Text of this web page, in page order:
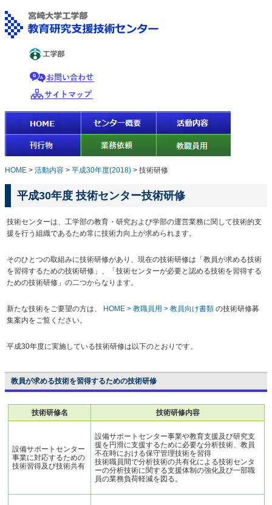
HOME > 活動内容 > 平成30年度(2018) > 技術研修
平成30年度 技術センター技術研修
技術センターは、工学部の教育・研究および学部の運営業務に関して技術的支
援を行う組織であるため常に技術力向上が求められます。
そのひとつの取組みに技術研修があり、現在の技術研修は「教員が求める技術
を習得するための技術研修」、「技術センターが必要と認める技術を習得する
ための技術研修」の二つからなります。
新たな技術をご要望の方は、 HOME > 教職員用 > 教員向け書類 の技術研修募
集案内をご覧ください。
平成30年度に実施している技術研修は以下のとおりです。
教員が求める技術を習得するための技術研修
技術研修名 技術研修内容
設備サポートセンター
事業に対応するための
技術習得及び技術共有
設備サポートセンター事業や教育支援及び研究支
援を円滑に支援するために必要な分析技術、教員
不在時における保守管理技術を習得
技術職員間で分析技術の共有化による技術センタ
ーの分析技術に関する支援体制の強化及び一部職
員の業務負荷軽減を図る。